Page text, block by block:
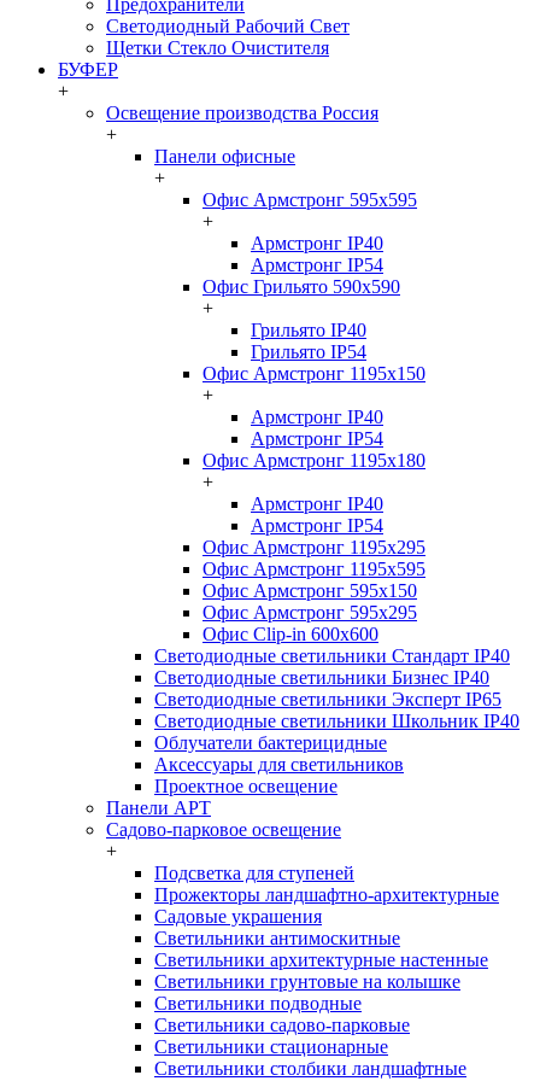
Предохранители
Светодиодный Рабочий Свет
Щетки Стекло Очистителя
БУФЕР
+
Освещение производства Россия
+
Панели офисные
+
Офис Армстронг 595x595
+
Армстронг IP40
Армстронг IP54
Офис Грильято 590x590
+
Грильято IP40
Грильято IP54
Офис Армстронг 1195x150
+
Армстронг IP40
Армстронг IP54
Офис Армстронг 1195x180
+
Армстронг IP40
Армстронг IP54
Офис Армстронг 1195x295
Офис Армстронг 1195x595
Офис Армстронг 595x150
Офис Армстронг 595x295
Офис Clip-in 600x600
Светодиодные светильники Стандарт IP40
Светодиодные светильники Бизнес IP40
Светодиодные светильники Эксперт IP65
Светодиодные светильники Школьник IP40
Облучатели бактерицидные
Аксессуары для светильников
Проектное освещение
Панели АРТ
Садово-парковое освещение
+
Подсветка для ступеней
Прожекторы ландшафтно-архитектурные
Садовые украшения
Светильники антимоскитные
Светильники архитектурные настенные
Светильники грунтовые на колышке
Светильники подводные
Светильники садово-парковые
Светильники стационарные
Светильники столбики ландшафтные